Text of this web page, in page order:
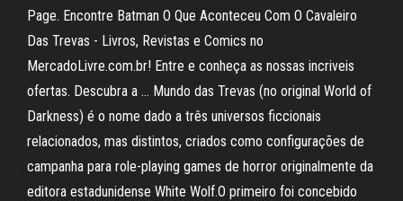
Page. Encontre Batman O Que Aconteceu Com O Cavaleiro
Das Trevas - Livros, Revistas e Comics no
MercadoLivre.com.br! Entre e conheça as nossas incriveis
ofertas. Descubra a … Mundo das Trevas (no original World of
Darkness) é o nome dado a três universos ficcionais
relacionados, mas distintos, criados como configurações de
campanha para role-playing games de horror originalmente da
editora estadunidense White Wolf.O primeiro foi concebido